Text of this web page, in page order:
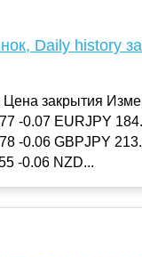
Daily history
закрытия
-0.07 EURJPY
-0.06 GBPJPY
-0.06 NZD...